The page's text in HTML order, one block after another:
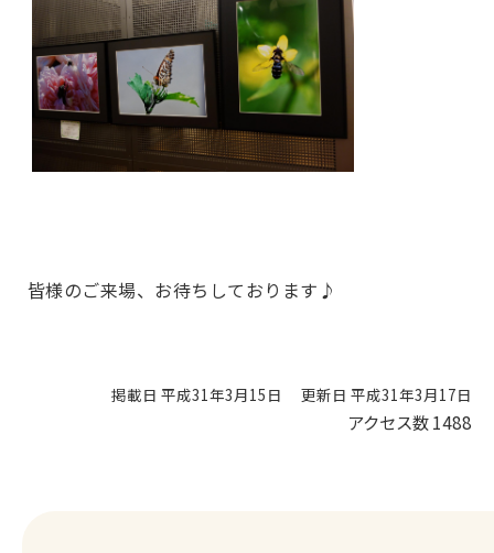
皆様のご来場、お待ちしております♪
掲載日 平成31年3月15日 更新日 平成31年3月17日
アクセス数1488